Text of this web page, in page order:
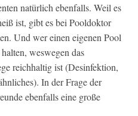
natürlich ebenfalls. Weil es
ist, gibt es bei Pooldoktor
Und wer einen eigenen Pool
weswegen das
reichhaltig ist (Desinfektion,
In der Frage der
ebenfalls eine große